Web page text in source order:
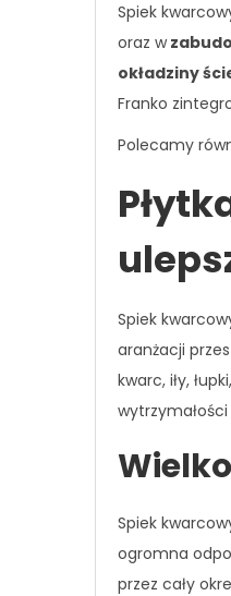
Spiek
oraz w
okładziny
Franko
Polecamy
Spiek
aranżacji
kwarc, iły,
Spiek
ogromna
przez cały